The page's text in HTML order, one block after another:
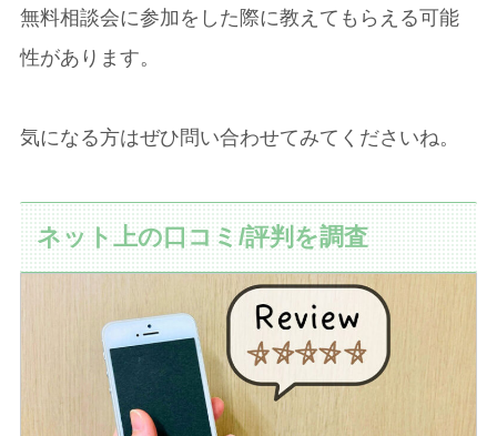
無料相談会に参加をした際に教えてもらえる可能
性があります。
気になる方はぜひ問い合わせてみてくださいね。
ネット上の口コミ/評判を調査